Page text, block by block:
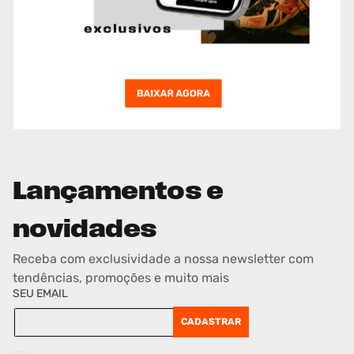
Lançamentos e
novidades
Receba com exclusividade a nossa newsletter com
tendências, promoções e muito mais
SEU EMAIL
CADASTRAR